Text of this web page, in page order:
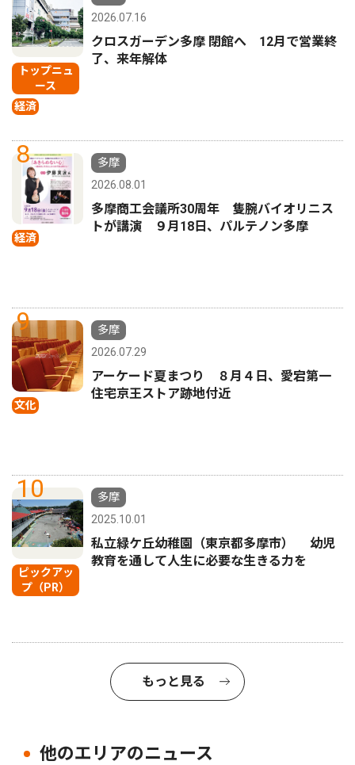
トップニュ
ース
経済
2026.07.16
クロスガーデン多摩 閉館へ 12月で営業終
了、来年解体
8
経済
多摩
2026.08.01
多摩商工会議所30周年 隻腕バイオリニス
トが講演 ９月18日、パルテノン多摩
9
文化
多摩
2026.07.29
アーケード夏まつり ８月４日、愛宕第一
住宅京王ストア跡地付近
10
ピックアッ
プ（PR）
多摩
2025.10.01
私立緑ケ丘幼稚園（東京都多摩市） 幼児
教育を通して人生に必要な生きる力を
もっと見る
他のエリアのニュース